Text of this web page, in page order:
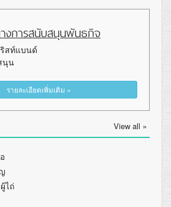
งการสนับสนุนพันธกิจ
ริสท์แบนด์
นุน
รายละเอียดเพิ่มเติม »
View all »
ไถ่